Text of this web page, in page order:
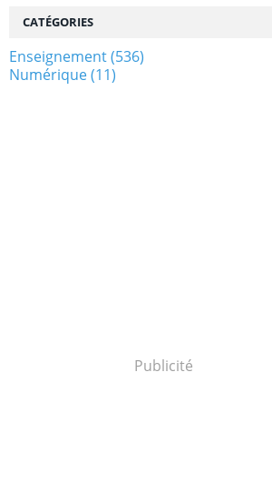
CATÉGORIES
Enseignement(536)
Numérique(11)
Publicité